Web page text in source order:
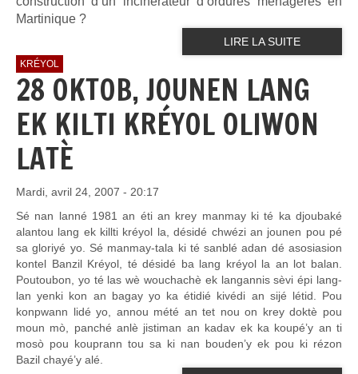
Martinique ?
LIRE LA SUITE
KRÉYOL
28 OKTOB, JOUNEN LANG
EK KILTI KRÉYOL OLIWON
LATÈ
Mardi, avril 24, 2007 - 20:17
Sé nan lanné 1981 an éti an krey manmay ki té ka djoubaké
alantou lang ek killti kréyol la, désidé chwézi an jounen pou pé
sa gloriyé yo. Sé manmay-tala ki té sanblé adan dé asosiasion
kontel Banzil Kréyol, té désidé ba lang kréyol la an lot balan.
Poutoubon, yo té las wè wouchachè ek langannis sèvi épi lang-
lan yenki kon an bagay yo ka étidié kivédi an sijé létid. Pou
konpwann lidé yo, annou mété an tet nou on krey doktè pou
moun mò, panché anlè jistiman an kadav ek ka koupé’y an ti
mosò pou kouprann tou sa ki nan bouden’y ek pou ki rézon
Bazil chayé’y alé.